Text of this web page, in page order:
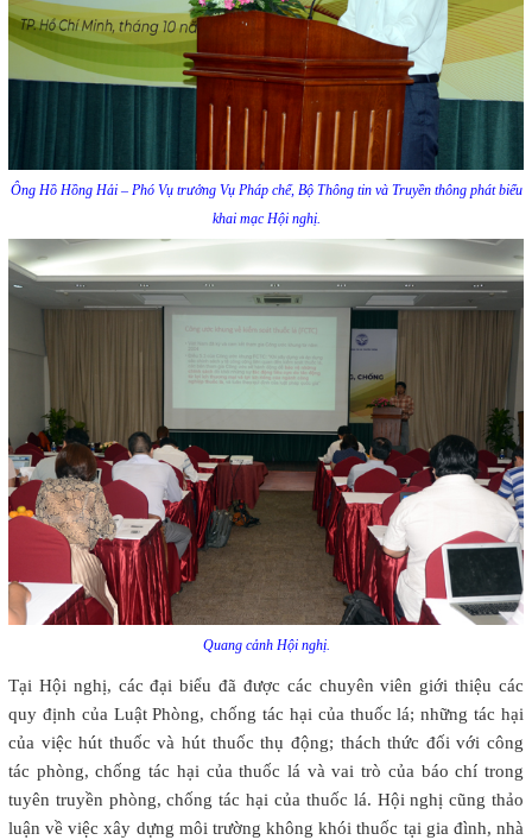
Ông Hồ Hồng Hải – Phó Vụ trưởng Vụ Pháp chế, Bộ Thông tin và Truyền thông phát biểu
khai mạc Hội nghị.
Quang cảnh Hội nghị.
Tại Hội nghị, các đại biểu đã được các chuyên viên giới thiệu các
quy định của Luật Phòng, chống tác hại của thuốc lá; những tác hại
của việc hút thuốc và hút thuốc thụ động; thách thức đối với công
tác phòng, chống tác hại của thuốc lá và vai trò của báo chí trong
tuyên truyền phòng, chống tác hại của thuốc lá. Hội nghị cũng thảo
luận về việc xây dựng môi trường không khói thuốc tại gia đình, nhà